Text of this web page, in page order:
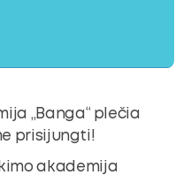
„Banga“ plečia
prisijungti!
akademija